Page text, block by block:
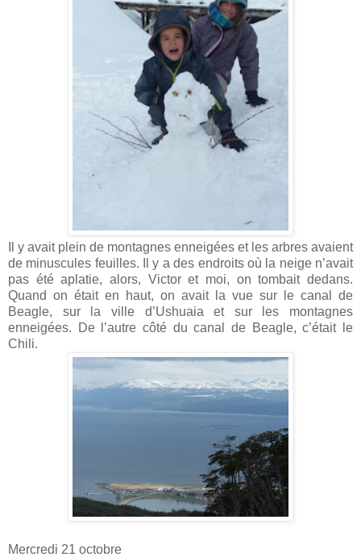
Il y avait plein de montagnes enneigées et les arbres avaient
de minuscules feuilles. Il y a des endroits où la neige n’avait
pas été aplatie, alors, Victor et moi, on tombait dedans.
Quand on était en haut, on avait la vue sur le canal de
Beagle, sur la ville d’Ushuaia et sur les montagnes
enneigées. De l’autre côté du canal de Beagle, c’était le
Chili.
Mercredi 21 octobre